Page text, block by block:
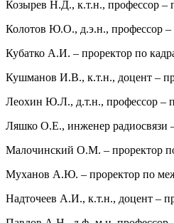
Козырев Н.Д., к.т.н., профессор –
Колотов Ю.О., д.э.н., профессор –
Кубатко А.И. – проректор по
Кушманов И.В., к.т.н., доцент –
Леохин Ю.Л., д.т.н., профессор –
Ляшко О.Е., инженер радиосвязи
Малочинский О.М. – проректор
Муханов А.Ю. – проректор по
Надточеев А.И., к.т.н., доцент –